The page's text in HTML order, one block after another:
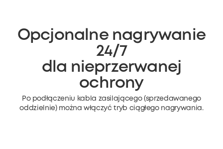
Opcjonalne nagrywanie
24/7
dla nieprzerwanej
ochrony
Po podłączeniu kabla zasilającego (sprzedawanego
oddzielnie) można włączyć tryb ciągłego nagrywania.